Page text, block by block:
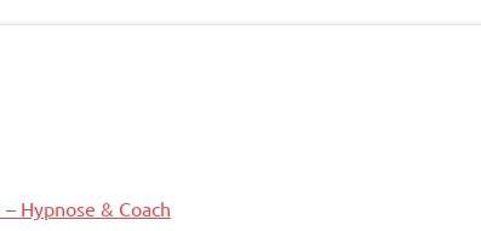
Hypnose & Coach